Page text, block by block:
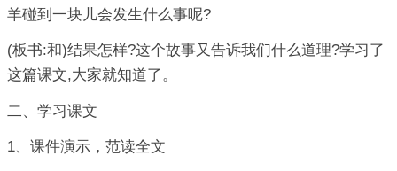
羊碰到一块儿会发生什么事呢?
(板书:和)结果怎样?这个故事又告诉我们什么道理?学习了
这篇课文,大家就知道了。
二、学习课文
1、课件演示，范读全文